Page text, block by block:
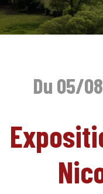
Du 05/